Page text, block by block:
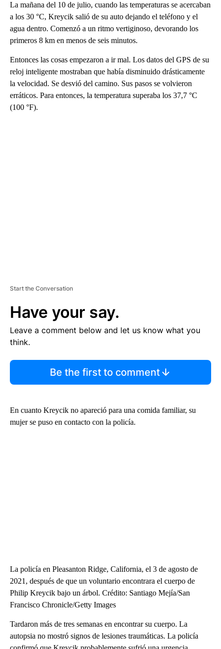
La mañana del 10 de julio, cuando las temperaturas se acercaban
a los 30 °C, Kreycik salió de su auto dejando el teléfono y el
agua dentro. Comenzó a un ritmo vertiginoso, devorando los
primeros 8 km en menos de seis minutos.
Entonces las cosas empezaron a ir mal. Los datos del GPS de su
reloj inteligente mostraban que había disminuido drásticamente
la velocidad. Se desvió del camino. Sus pasos se volvieron
erráticos. Para entonces, la temperatura superaba los 37,7 °C
(100 °F).
Start the Conversation
Have your say.
Leave a comment below and let us know what you
think.
Be the first to comment
En cuanto Kreycik no apareció para una comida familiar, su
mujer se puso en contacto con la policía.
La policía en Pleasanton Ridge, California, el 3 de agosto de
2021, después de que un voluntario encontrara el cuerpo de
Philip Kreycik bajo un árbol. Crédito: Santiago Mejía/San
Francisco Chronicle/Getty Images
Tardaron más de tres semanas en encontrar su cuerpo. La
autopsia no mostró signos de lesiones traumáticas. La policía